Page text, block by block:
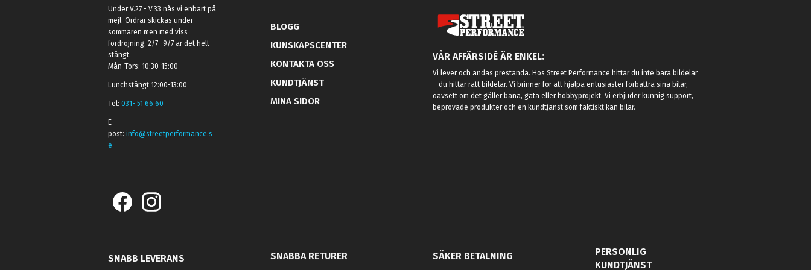
Under V.27 - V.33 nås vi enbart på
mejl. Ordrar skickas under
sommaren men med viss
fördröjning. 2/7 -9/7 är det helt
stängt.
Mån-Tors: 10:30-15:00
Lunchstängt 12:00-13:00
Tel:031- 51 66 60
E-
post:info@streetperformance.s
e
BLOGG
KUNSKAPSCENTER
KONTAKTA OSS
KUNDTJÄNST
MINA SIDOR
VÅR AFFÄRSIDÉ ÄR ENKEL:
Vi lever och andas prestanda. Hos Street Performance hittar du inte bara bildelar
– du hittar rätt bildelar. Vi brinner för att hjälpa entusiaster förbättra sina bilar,
oavsett om det gäller bana, gata eller hobbyprojekt. Vi erbjuder kunnig support,
beprövade produkter och en kundtjänst som faktiskt kan bilar.
SNABB LEVERANS SNABBA RETURER SÄKER BETALNING
PERSONLIG
KUNDTJÄNST